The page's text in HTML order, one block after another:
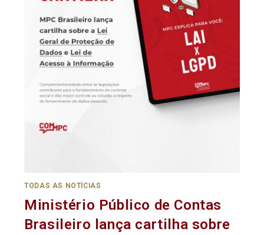
TODAS AS NOTÍCIAS
Ministério Público de Contas
Brasileiro lança cartilha sobre